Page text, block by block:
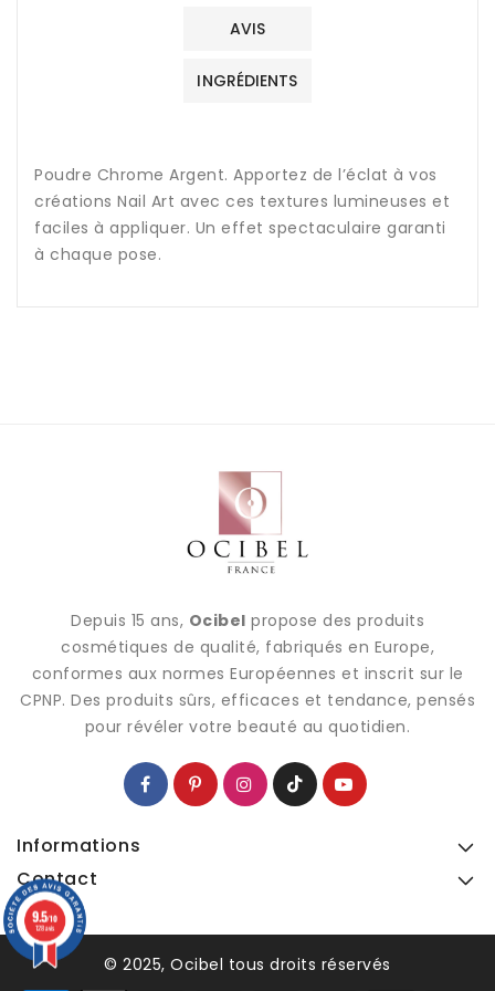
AVIS
INGRÉDIENTS
Poudre Chrome Argent. Apportez de l’éclat à vos
créations Nail Art avec ces textures lumineuses et
faciles à appliquer. Un effet spectaculaire garanti
à chaque pose.
Depuis 15 ans, Ocibel propose des produits
cosmétiques de qualité, fabriqués en Europe,
conformes aux normes Européennes et inscrit sur le
CPNP. Des produits sûrs, efficaces et tendance, pensés
pour révéler votre beauté au quotidien.
Informations
Contact
© 2025, Ocibel tous droits réservés
9.5/10
128 avis
9.5/10
128 avis